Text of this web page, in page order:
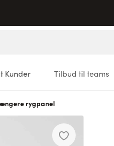
Kunder Tilbud til teams
rygpanel